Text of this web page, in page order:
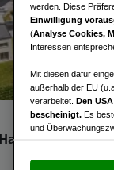
mit
werden. Diese
Einwilligung
(Analyse Cookies,
Interessen
Mit diesen dafür
außerhalb der EU
verarbeitet. Den
bescheinigt. Es
und